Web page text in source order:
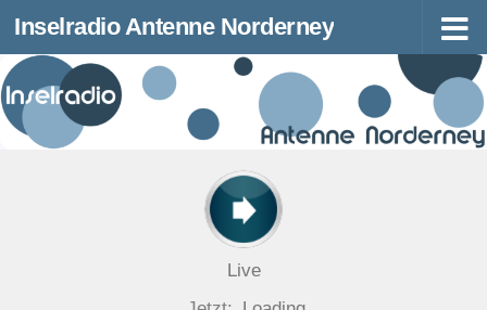
Zum Inhalt springen
Inselradio Antenne Norderney
Live